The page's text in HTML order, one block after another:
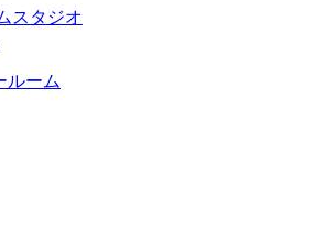
スタジオ
ルーム